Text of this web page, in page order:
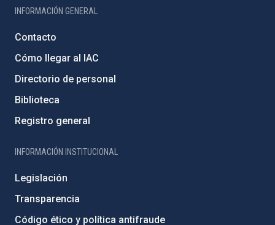
INFORMACIÓN GENERAL
Contacto
Cómo llegar al IAC
Directorio de personal
Biblioteca
Registro general
INFORMACIÓN INSTITUCIONAL
Legislación
Transparencia
Código ético y política antifraude